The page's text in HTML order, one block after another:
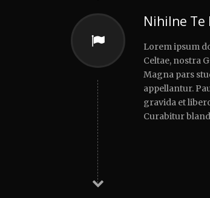
Nihilne
Lorem ipsum
Celtae, nostra
Magna pars
appellantur.
gravida et
Curabitur